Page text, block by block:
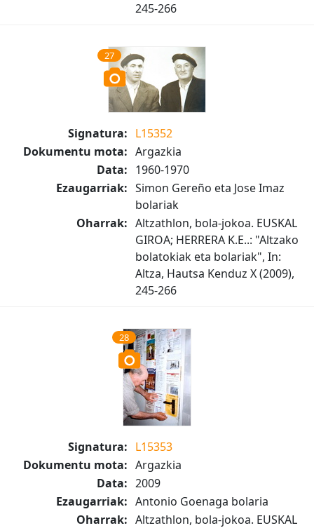
245-266
27
Signatura: L15352
Dokumentu mota: Argazkia
Data: 1960-1970
Ezaugarriak: Simon Gereño eta Jose Imaz
bolariak
Oharrak: Altzathlon, bola-jokoa. EUSKAL
GIROA; HERRERA K.E..: "Altzako
bolatokiak eta bolariak", In:
Altza, Hautsa Kenduz X (2009),
245-266
28
Signatura: L15353
Dokumentu mota: Argazkia
Data: 2009
Ezaugarriak: Antonio Goenaga bolaria
Oharrak: Altzathlon, bola-jokoa. EUSKAL